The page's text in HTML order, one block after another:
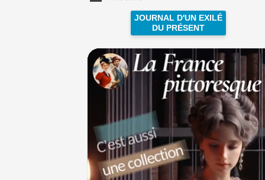
JOURNAL D'UN EXILÉ
DU PRÉSENT